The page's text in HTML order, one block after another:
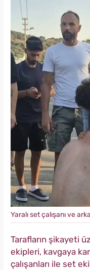
Yaralı set çalışanı ve
Tarafların şikayeti
ekipleri, kavgaya
çalışanları ile set